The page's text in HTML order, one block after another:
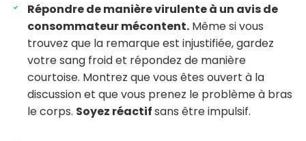
Répondre de manière virulente à un avis de
consommateur mécontent. Même si vous
trouvez que la remarque est injustifiée, gardez
votre sang froid et répondez de manière
courtoise. Montrez que vous êtes ouvert à la
discussion et que vous prenez le problème à bras
le corps. Soyez réactifsans être impulsif.